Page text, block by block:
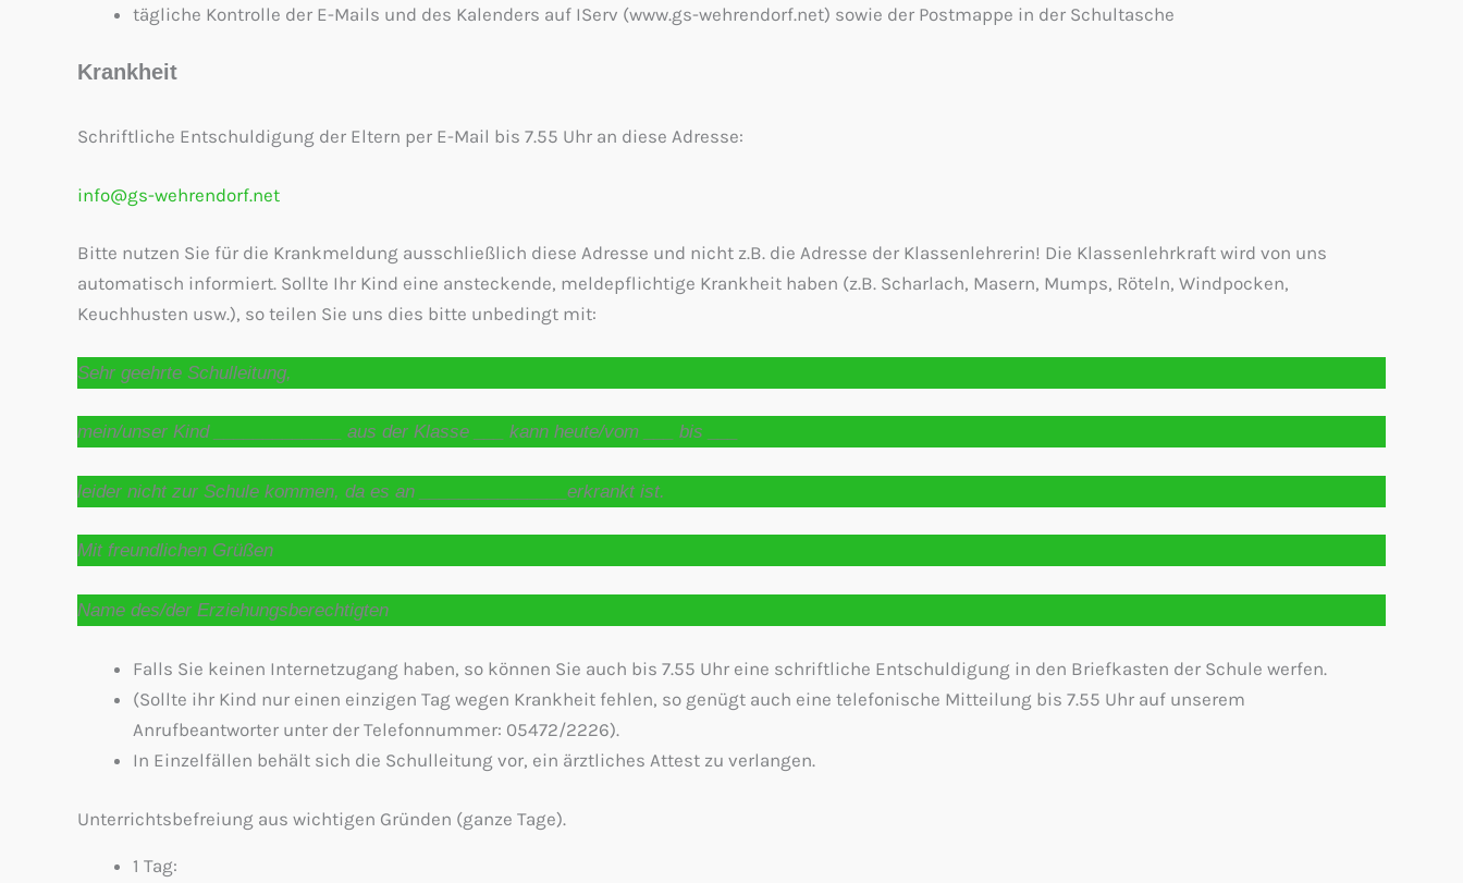
tägliche Kontrolle der E-Mails und des Kalenders auf IServ (www.gs-wehrendorf.net) sowie der Postmappe in der Schultasche
Krankheit
Schriftliche Entschuldigung der Eltern per E-Mail bis 7.55 Uhr an diese Adresse:
info@gs-wehrendorf.net
Bitte nutzen Sie für die Krankmeldung ausschließlich diese Adresse und nicht z.B. die Adresse der Klassenlehrerin! Die Klassenlehrkraft wird von uns
automatisch informiert. Sollte Ihr Kind eine ansteckende, meldepflichtige Krankheit haben (z.B. Scharlach, Masern, Mumps, Röteln, Windpocken,
Keuchhusten usw.), so teilen Sie uns dies bitte unbedingt mit:
Sehr geehrte Schulleitung,
mein/unser Kind _____________ aus der Klasse ___ kann heute/vom ___ bis ___
leider nicht zur Schule kommen, da es an _______________erkrankt ist.
Mit freundlichen Grüßen
Name des/der Erziehungsberechtigten
Falls Sie keinen Internetzugang haben, so können Sie auch bis 7.55 Uhr eine schriftliche Entschuldigung in den Briefkasten der Schule werfen.
(Sollte ihr Kind nur einen einzigen Tag wegen Krankheit fehlen, so genügt auch eine telefonische Mitteilung bis 7.55 Uhr auf unserem
Anrufbeantworter unter der Telefonnummer: 05472/2226).
In Einzelfällen behält sich die Schulleitung vor, ein ärztliches Attest zu verlangen.
Unterrichtsbefreiung aus wichtigen Gründen (ganze Tage).
1 Tag: